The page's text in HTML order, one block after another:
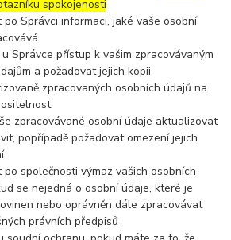
spokojenosti
po Správci informaci, jaké vaše osobní
Správce přístup k vašim zpracovávaným
a požadovat jejich kopii
zpracovaných osobních údajů na
zpracovávané osobní údaje aktualizovat
popřípadě požadovat omezení jejich
po společnosti výmaz vašich osobních
se nejedná o osobní údaje, které je
nebo oprávněn dále zpracovávat
právních předpisů